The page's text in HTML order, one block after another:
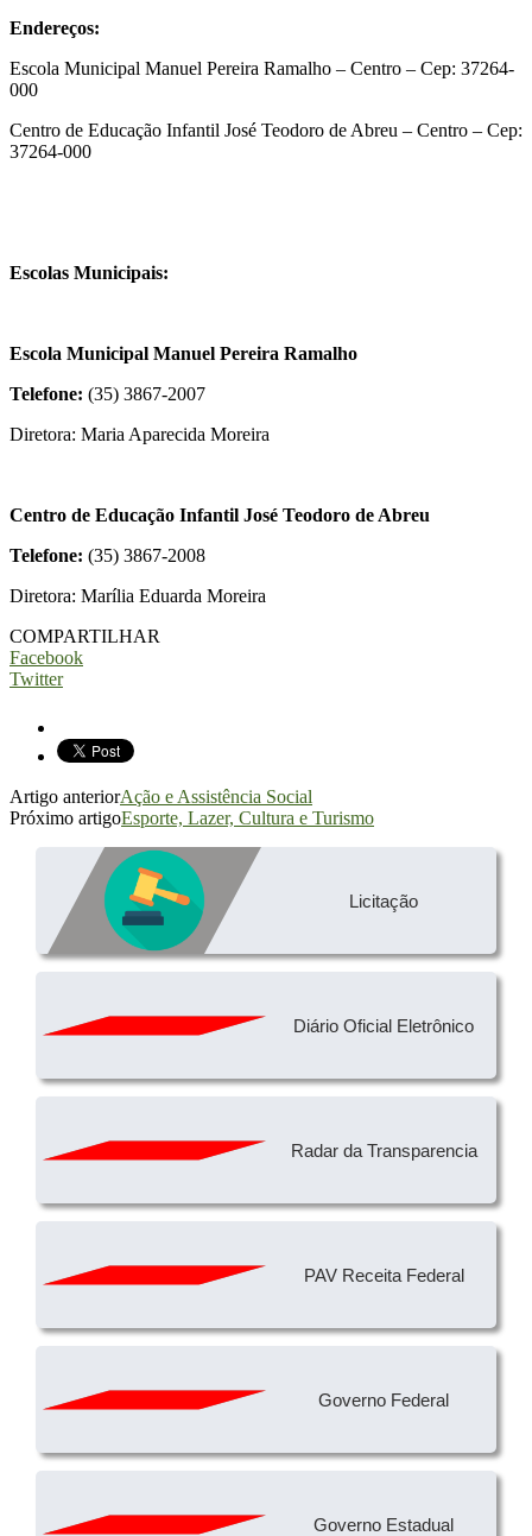
Endereços:
Escola Municipal Manuel Pereira Ramalho – Centro – Cep: 37264-
000
Centro de Educação Infantil José Teodoro de Abreu – Centro – Cep:
37264-000
Escolas Municipais:
Escola Municipal Manuel Pereira Ramalho
Telefone: (35) 3867-2007
Diretora: Maria Aparecida Moreira
Centro de Educação Infantil José Teodoro de Abreu
Telefone: (35) 3867-2008
Diretora: Marília Eduarda Moreira
COMPARTILHAR
Facebook
Twitter
Artigo anteriorAção e Assistência Social
Próximo artigoEsporte, Lazer, Cultura e Turismo
Licitação
Diário Oficial Eletrônico
Radar da Transparencia
PAV Receita Federal
Governo Federal
Governo Estadual